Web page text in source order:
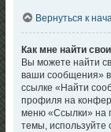
Вернуться к
Как мне найти
Вы можете найти
ваши сообщения»
ссылке «Найти
профиля на
меню «Ссылки» на
темы, используйте